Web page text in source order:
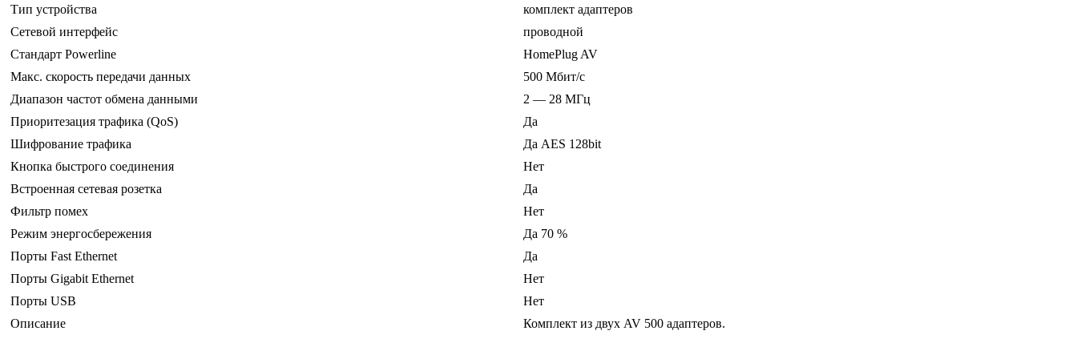
Тип устройства
комплект адаптеров
Сетевой интерфейс
проводной
Стандарт Powerline
HomePlug AV
Макс. скорость передачи данных
500 Мбит/с
Диапазон частот обмена данными
2 — 28 МГц
Приоритезация трафика (QoS)
Да
Шифрование трафика
Да AES 128bit
Кнопка быстрого соединения
Нет
Встроенная сетевая розетка
Да
Фильтр помех
Нет
Режим энергосбережения
Да 70 %
Порты Fast Ethernet
Да
Порты Gigabit Ethernet
Нет
Порты USB
Нет
Описание
Комплект из двух AV 500 адаптеров.